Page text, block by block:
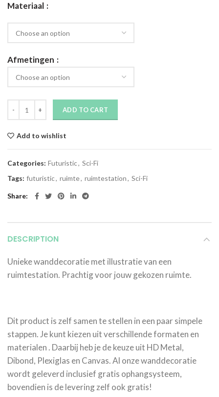
Materiaal
Afmetingen
ADD TO CART
Add to wishlist
Categories: Futuristic, Sci-Fi
Tags: futuristic, ruimte, ruimtestation, Sci-Fi
Share
DESCRIPTION
Unieke wanddecoratie met illustratie van een
ruimtestation. Prachtig voor jouw gekozen ruimte.
Dit product is zelf samen te stellen in een paar simpele
stappen. Je kunt kiezen uit verschillende formaten en
materialen . Daarbij heb je de keuze uit HD Metal,
Dibond, Plexiglas en Canvas. Al onze wanddecoratie
wordt geleverd inclusief gratis ophangsysteem,
bovendien is de levering zelf ook gratis!